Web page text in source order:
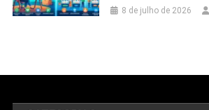
8 de julho de 2026